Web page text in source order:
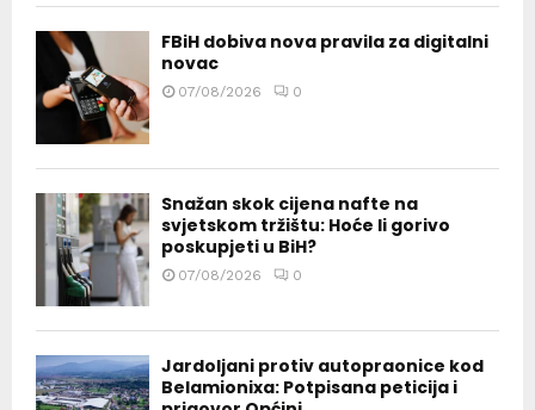
FBiH dobiva nova pravila za digitalni
novac
07/08/2026 0
Snažan skok cijena nafte na
svjetskom tržištu: Hoće li gorivo
poskupjeti u BiH?
07/08/2026 0
Jardoljani protiv autopraonice kod
Belamionixa: Potpisana peticija i